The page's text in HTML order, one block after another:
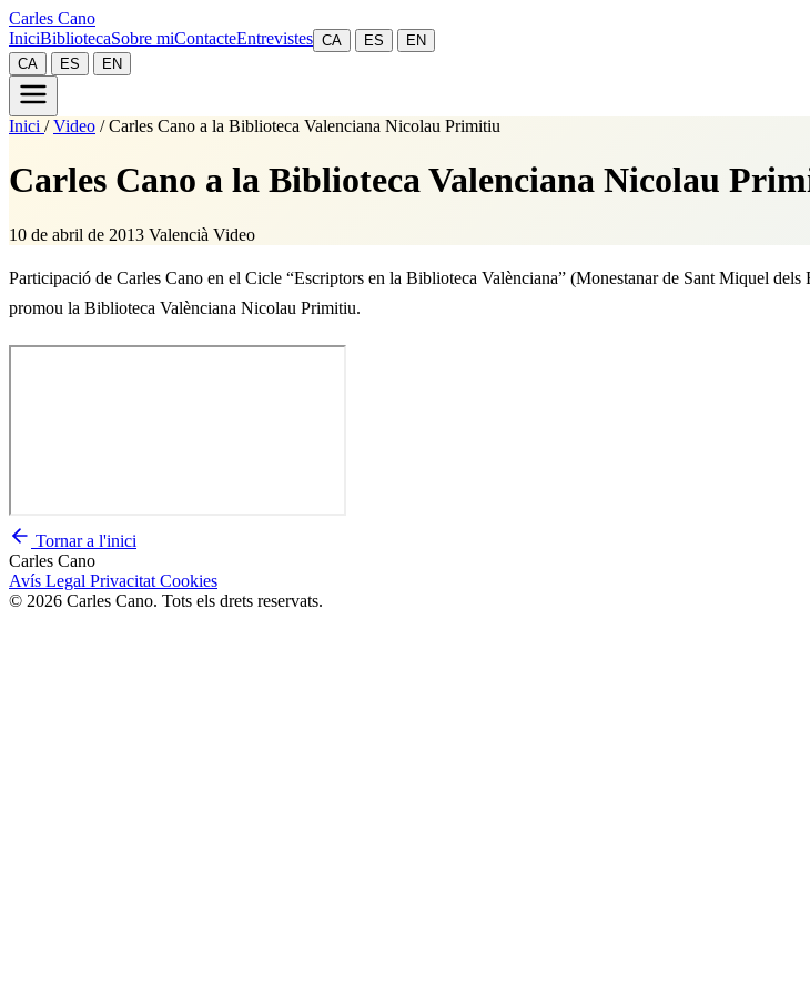
Carles Cano
IniciBibliotecaSobre miContacteEntrevistes CA ES
EN
CA
ES EN
Inici / Video / Carles Cano a la Biblioteca Valenciana Nicolau Primitiu
Carles Cano a la Biblioteca Valenciana Nicolau
10 de abril de 2013 Valencià Video
Participació de Carles Cano en el Cicle “Escriptors en la Biblioteca Valènciana” (Monestanar de Sant Miquel
promou la Biblioteca Valènciana Nicolau Primitiu.
Tornar a l'inici
Carles Cano
Avís Legal Privacitat Cookies
© 2026 Carles Cano. Tots els drets reservats.